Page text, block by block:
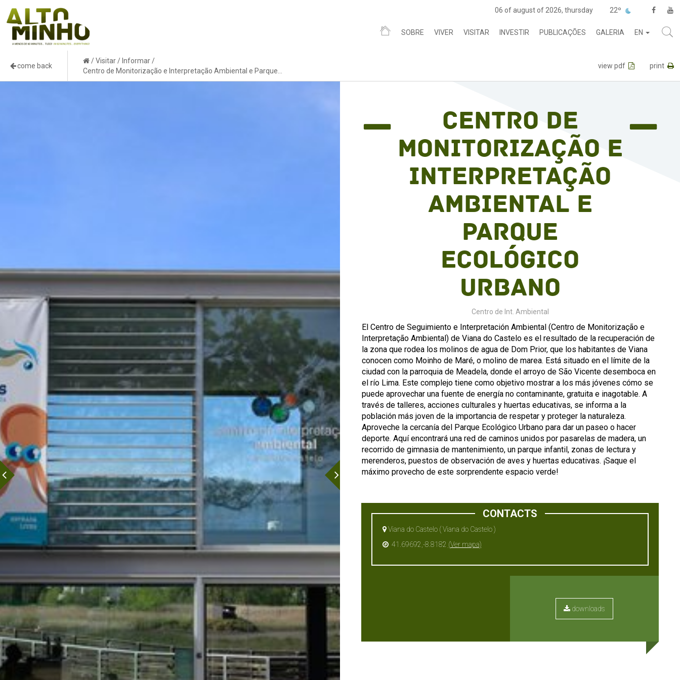
06 of august of 2026, thursday 22º
SOBRE VIVER VISITAR INVESTIR PUBLICAÇÕES GALERIA EN
come back
/Visitar/ Informar/
Centro de Monitorização e Interpretação Ambiental e Parque...
view pdf print
Centro de
Monitorização e
Interpretação
Ambiental e
Parque
Ecológico
Urbano
Centro de Int. Ambiental
El Centro de Seguimiento e Interpretación Ambiental (Centro de Monitorização e
Interpretação Ambiental) de Viana do Castelo es el resultado de la recuperación de
la zona que rodea los molinos de agua de Dom Prior, que los habitantes de Viana
conocen como Moinho de Maré, o molino de marea. Está situado en el límite de la
ciudad con la parroquia de Meadela, donde el arroyo de São Vicente desemboca en
el río Lima. Este complejo tiene como objetivo mostrar a los más jóvenes cómo se
puede aprovechar una fuente de energía no contaminante, gratuita e inagotable. A
través de talleres, acciones culturales y huertas educativas, se informa a la
población más joven de la importancia de respetar y proteger la naturaleza.
Aproveche la cercanía del Parque Ecológico Urbano para dar un paseo o hacer
deporte. Aquí encontrará una red de caminos unidos por pasarelas de madera, un
recorrido de gimnasia de mantenimiento, un parque infantil, zonas de lectura y
merenderos, puestos de observación de aves y huertas educativas. ¡Saque el
máximo provecho de este sorprendente espacio verde!
CONTACTS
Viana do Castelo ( Viana do Castelo )
41.69692,-8.8182 (Ver mapa)
downloads